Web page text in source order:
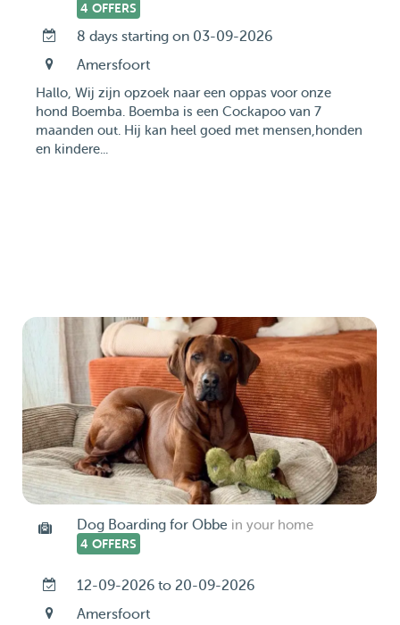
4 OFFERS
8 days starting on 03-09-2026
Amersfoort
Hallo, Wij zijn opzoek naar een oppas voor onze
hond Boemba. Boemba is een Cockapoo van 7
maanden out. Hij kan heel goed met mensen,honden
en kindere...
Dog Boarding for Obbe in your home
4 OFFERS
12-09-2026 to 20-09-2026
Amersfoort